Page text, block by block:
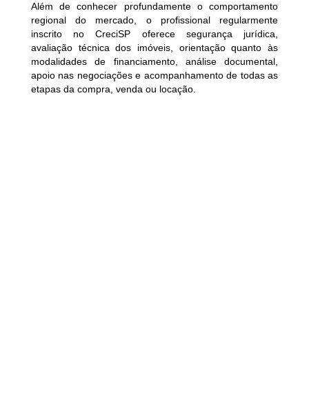
Além de conhecer profundamente o comportamento
regional do mercado, o profissional regularmente
inscrito no CreciSP oferece segurança jurídica,
avaliação técnica dos imóveis, orientação quanto às
modalidades de financiamento, análise documental,
apoio nas negociações e acompanhamento de todas as
etapas da compra, venda ou locação.